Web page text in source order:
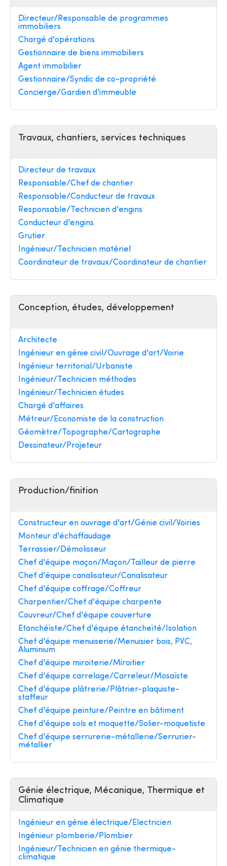
Directeur/Responsable de programmes
immobiliers
Chargé d'opérations
Gestionnaire de biens immobiliers
Agent immobilier
Gestionnaire/Syndic de co-propriété
Concierge/Gardien d'immeuble
Travaux, chantiers, services techniques
Directeur de travaux
Responsable/Chef de chantier
Responsable/Conducteur de travaux
Responsable/Technicien d'engins
Conducteur d'engins
Grutier
Ingénieur/Technicien matériel
Coordinateur de travaux/Coordinateur de chantier
Conception, études, développement
Architecte
Ingénieur en génie civil/Ouvrage d'art/Voirie
Ingénieur territorial/Urbaniste
Ingénieur/Technicien méthodes
Ingénieur/Technicien études
Chargé d'affaires
Métreur/Economiste de la construction
Géomètre/Topographe/Cartographe
Dessinateur/Projeteur
Production/finition
Constructeur en ouvrage d'art/Génie civil/Voiries
Monteur d'échaffaudage
Terrassier/Démolisseur
Chef d'équipe maçon/Maçon/Tailleur de pierre
Chef d'équipe canalisateur/Canalisateur
Chef d'équipe coffrage/Coffreur
Charpentier/Chef d'équipe charpente
Couvreur/Chef d'équipe couverture
Etanchéïste/Chef d'équipe étancheïté/Isolation
Chef d'équipe menuiserie/Menuisier bois, PVC,
Aluminium
Chef d'équipe miroiterie/Miroitier
Chef d'équipe carrelage/Carreleur/Mosaïste
Chef d'équipe plâtrerie/Plâtrier-plaquiste-
staffeur
Chef d'équipe peinture/Peintre en bâtiment
Chef d'équipe sols et moquette/Solier-moquetiste
Chef d'équipe serrurerie-métallerie/Serrurier-
métallier
Génie électrique, Mécanique, Thermique et
Climatique
Ingénieur en génie électrique/Electricien
Ingénieur plomberie/Plombier
Ingénieur/Technicien en génie thermique-
climatique